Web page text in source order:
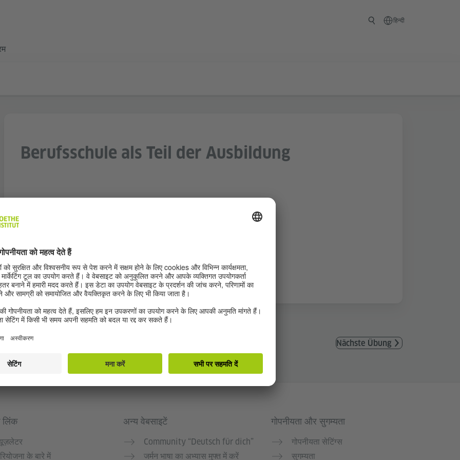
हिन्दी
Berufsschule als Teil der Ausbildung
Nächste Übung
लिंक
के बारे में
अन्य वेबसाइटें
Community “Deutsch für dich”
जर्मन भाषा का अभ्यास मुफ्त में करें
गोपनीयता और सुगम्यता
गोपनीयता सेटिंग्स
सुगम्यता